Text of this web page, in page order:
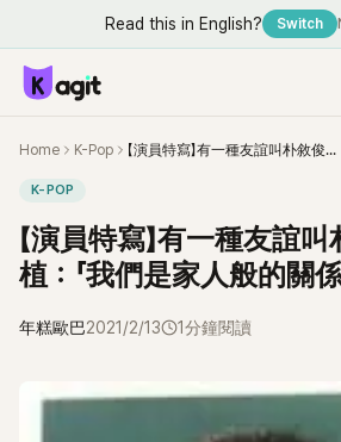
Read this in English? Switch
Home K-Pop 【演員特寫】有一種友誼叫朴敘俊與崔宇植：「我們是家人般的關係！」
K-POP
【演員特寫】有一種友誼
植：「我們是家人般的關係
年糕歐巴2021/2/13 1分鐘閱讀